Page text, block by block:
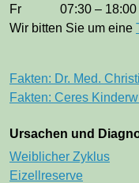
Fr
07:30 –
Wir bitten Sie um eine
Fakten: Dr. Med.
Fakten: Ceres
Ursachen und
Navigation
Weiblicher Zyklus
Eizellreserve